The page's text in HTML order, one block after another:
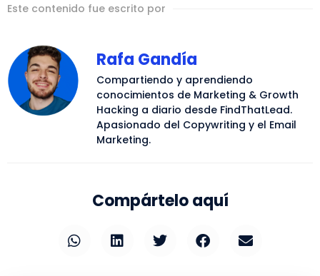
Este contenido fue escrito por
Rafa Gandía
Compartiendo y aprendiendo
conocimientos de Marketing & Growth
Hacking a diario desde FindThatLead.
Apasionado del Copywriting y el Email
Marketing.
Compártelo aquí